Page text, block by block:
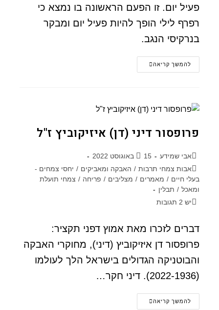
פעיל יום. זו הפעם הראשונה בו נמצא כי
רפרף לילי הופך להיות פעיל יום ומבקר
בנרקיסי הנגב.
להמשך קריאה
פרופסור דיני (דן) איזיקוביץ ז"ל
אבי שמידע
15 באוגוסט 2022
אבות צמחי תרבות / האבקה ומאביקים / יחסי צמחים -
בעלי חיים / מאמרים / מצליבים / פריחה / צמחי תועלת
ומאכל / תבלין
יש 2 תגובות
דברים לזכרו מאת אמוץ דפני תקציר:
פרופסור דן איזיקוביץ (דיני), מחוקרי האבקה
והבוטניקה הגדולים בישראל הלך לעולמו
(2022-1936). דיני חקר…
להמשך קריאה